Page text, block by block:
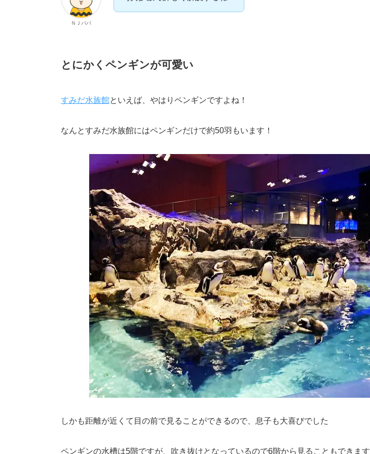
ＮＪパパ
とにかくペンギンが可愛い
すみだ水族館といえば、やはりペンギンですよね！
なんとすみだ水族館にはペンギンだけで約50羽もいます！
しかも距離が近くて目の前で見ることができるので、息子も大喜びでした
ペンギンの水槽は5階ですが、吹き抜けとなっているので6階から見ることもできます